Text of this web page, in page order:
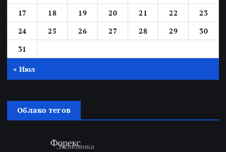
17
18 19 20 21 22
23
24
25 26 27 28 29
30
31
« Июл
Облако тегов